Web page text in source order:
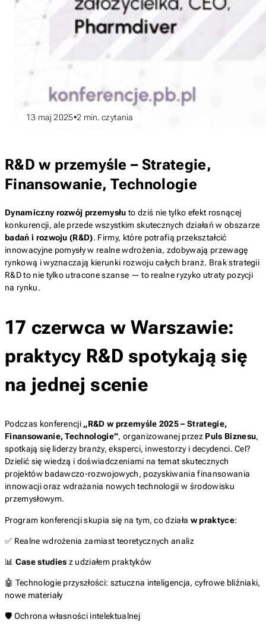
13 maj 2025 2 min. czytania
R&D w przemyśle – Strategie,
Finansowanie, Technologie
Dynamiczny rozwój przemysłu to dziś nie tylko efekt rosnącej
konkurencji, ale przede wszystkim skutecznych działań w obszarze
badań i rozwoju (R&D). Firmy, które potrafią przekształcić
innowacyjne pomysły w realne wdrożenia, zdobywają przewagę
rynkową i wyznaczają kierunki rozwoju całych branż. Brak strategii
R&D to nie tylko utracone szanse — to realne ryzyko utraty pozycji
na rynku.
17 czerwca w Warszawie:
praktycy R&D spotykają się
na jednej scenie
Podczas konferencji „R&D w przemyśle 2025 – Strategie,
Finansowanie, Technologie”, organizowanej przez Puls Biznesu,
spotkają się liderzy branży, eksperci, inwestorzy i decydenci. Cel?
Dzielić się wiedzą i doświadczeniami na temat skutecznych
projektów badawczo-rozwojowych, pozyskiwania finansowania
innowacji oraz wdrażania nowych technologii w środowisku
przemysłowym.
Program konferencji skupia się na tym, co działa w praktyce:
✅ Realne wdrożenia zamiast teoretycznych analiz
📊 Case studies z udziałem praktyków
🤖 Technologie przyszłości: sztuczna inteligencja, cyfrowe bliźniaki,
nowe materiały
🛡️ Ochrona własności intelektualnej